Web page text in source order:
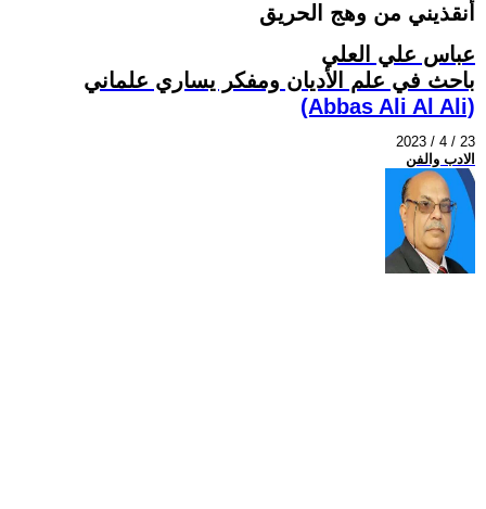
أنقذيني من وهج الحريق
عباس علي العلي
باحث في علم الأديان ومفكر يساري علماني
(Abbas Ali Al Ali)
2023 / 4 / 23
الادب والفن